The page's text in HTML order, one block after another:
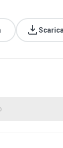
Scarica